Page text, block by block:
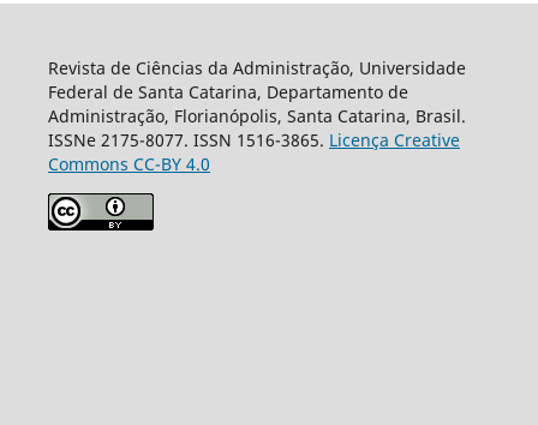
Revista de Ciências da Administração, Universidade
Federal de Santa Catarina, Departamento de
Administração, Florianópolis, Santa Catarina, Brasil.
ISSNe 2175-8077. ISSN 1516-3865. Licença Creative
Commons CC-BY 4.0